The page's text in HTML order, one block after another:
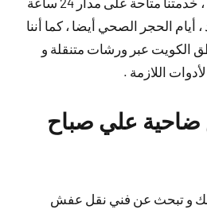
أيام الحجر الصحي أيضا ، كما أننا
الكويت عبر ورشات متنقلة و
اللازمة .
علي صباح
و تبحث عن فني نقل عفش